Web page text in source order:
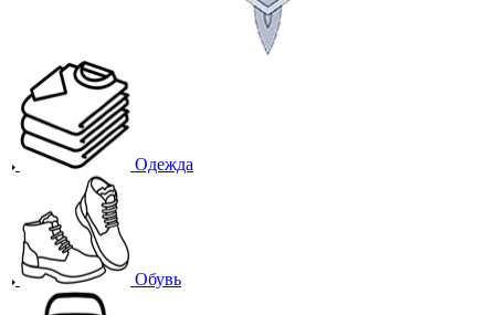
Одежда
Обувь